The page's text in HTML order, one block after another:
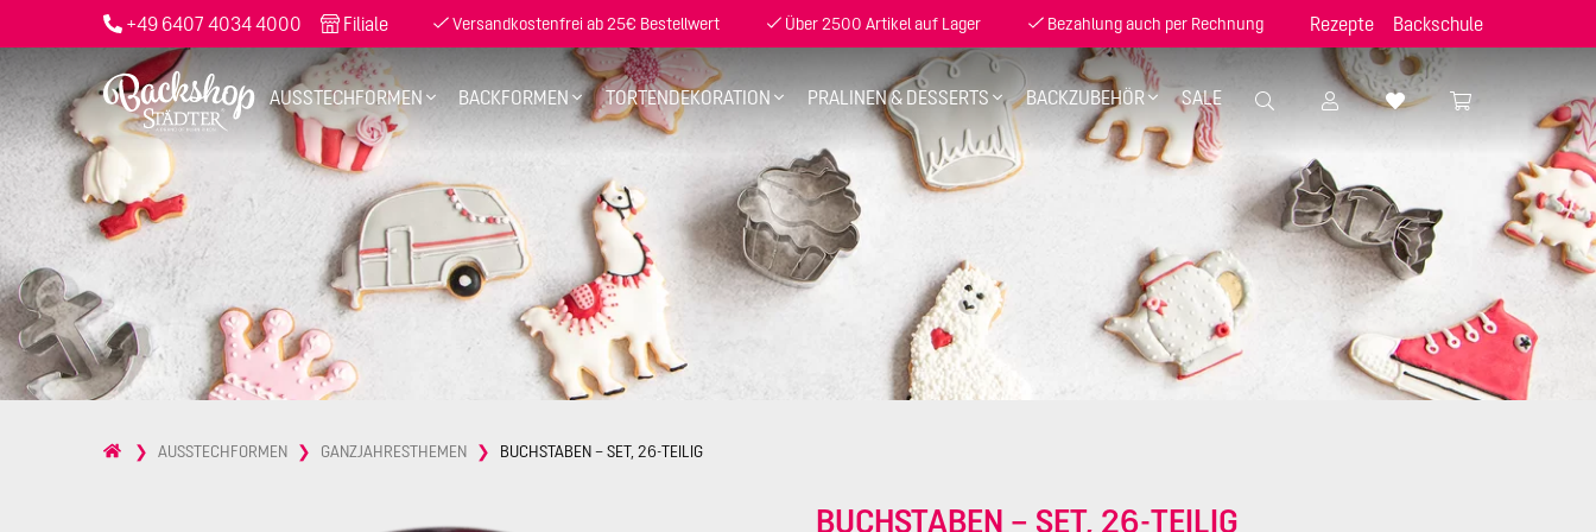
+49 6407 4034 4000 Filiale Versandkostenfrei ab 25€ Bestellwert Über 2500 Artikel auf Lager Bezahlung auch per Rechnung Rezepte Backschule
AUSSTECHFORMEN BACKFORMEN TORTENDEKORATION PRALINEN & DESSERTS BACKZUBEHÖR SALE
AUSSTECHFORMEN GANZJAHRESTHEMEN BUCHSTABEN – SET, 26-TEILIG
BUCHSTABEN – SET, 26-TEILIG